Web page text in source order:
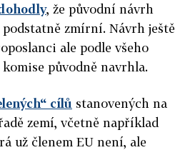
, že původní návrh
zmírní. Návrh ještě
ale podle všeho
původně navrhla.
cílů stanovených na
zemí, včetně například
už členem EU není, ale